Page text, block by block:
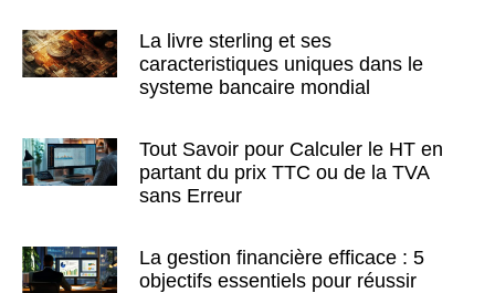
La livre sterling et ses
caracteristiques uniques dans le
systeme bancaire mondial
Tout Savoir pour Calculer le HT en
partant du prix TTC ou de la TVA
sans Erreur
La gestion financière efficace : 5
objectifs essentiels pour réussir